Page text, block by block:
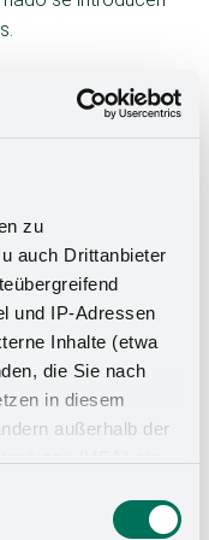
zu
auch Drittanbieter
und IP-Adressen
Inhalte (etwa
die Sie nach
in diesem
außerhalb der
zugreifen,
con freno
en bobina
La anchura
x 4500